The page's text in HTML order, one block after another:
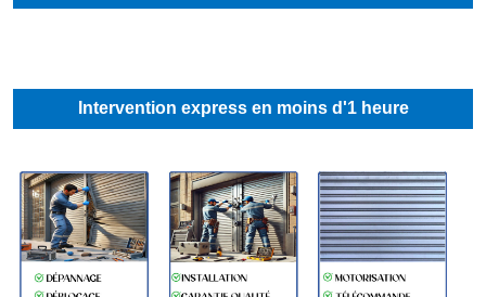
Intervention express en moins d'1 heure